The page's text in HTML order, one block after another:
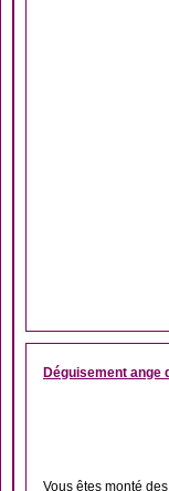
Déguisement ange
Vous êtes monté